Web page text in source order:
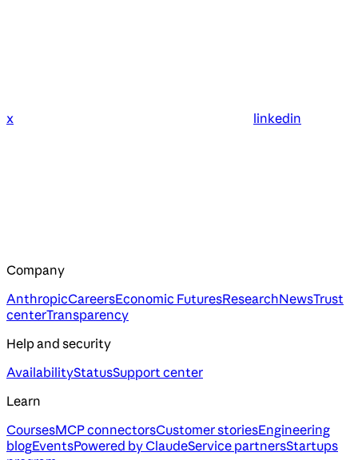
x linkedin
Company
AnthropicCareersEconomic FuturesResearchNewsTrust
centerTransparency
Help and security
AvailabilityStatusSupport center
Learn
CoursesMCP connectorsCustomer storiesEngineering
blogEventsPowered by ClaudeService partnersStartups